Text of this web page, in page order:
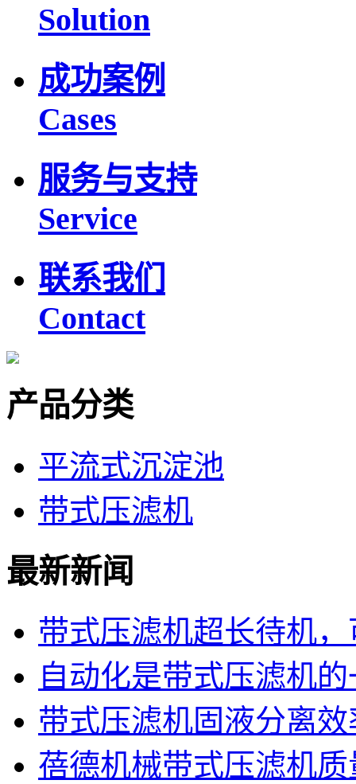
Solution
成功案例
Cases
服务与支持
Service
联系我们
Contact
产品分类
平流式沉淀池
带式压滤机
最新新闻
带式压滤机超长待机
自动化是带式压滤机
带式压滤机固液分离
蓓德机械带式压滤机